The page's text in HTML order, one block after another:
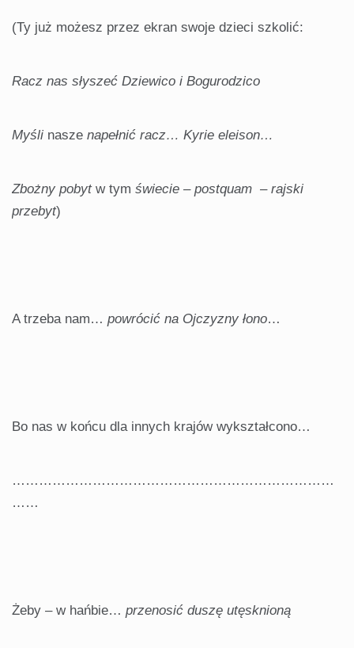
(Ty już możesz przez ekran swoje dzieci szkolić:
Racz nas słyszeć Dziewico i Bogurodzico
Myśli nasze napełnić racz… Kyrie eleison…
Zbożny pobyt w tym świecie – postquam – rajski
przebyt)
A trzeba nam… powrócić na Ojczyzny łono…
Bo nas w końcu dla innych krajów wykształcono…
………………………………………………………………
……
Żeby – w hańbie… przenosić duszę utęsknioną